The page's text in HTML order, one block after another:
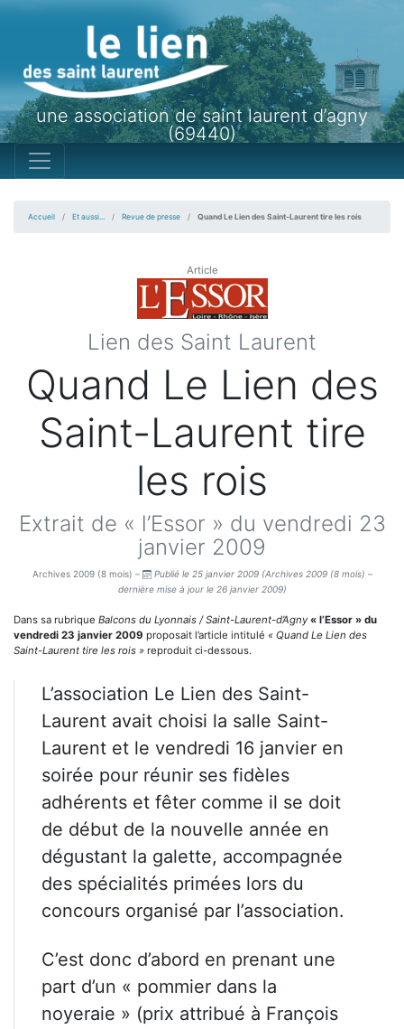
une association de saint laurent d’agny
(69440)
Accueil Et aussi... Revue de presse Quand Le Lien des Saint-Laurent tire les rois
Article
Lien des Saint Laurent
Quand Le Lien des
Saint-Laurent tire
les rois
Extrait de « l’Essor » du vendredi 23
janvier 2009
Archives 2009 (8 mois) – Publié le 25 janvier 2009 (Archives 2009 (8 mois) –
dernière mise à jour le 26 janvier 2009)
Dans sa rubrique Balcons du Lyonnais / Saint-Laurent-d’Agny « l’Essor » du
vendredi 23 janvier 2009 proposait l’article intitulé « Quand Le Lien des
Saint-Laurent tire les rois » reproduit ci-dessous.
L’association Le Lien des Saint-
Laurent avait choisi la salle Saint-
Laurent et le vendredi 16 janvier en
soirée pour réunir ses fidèles
adhérents et fêter comme il se doit
de début de la nouvelle année en
dégustant la galette, accompagnée
des spécialités primées lors du
concours organisé par l’association.
C’est donc d’abord en prenant une
part d’un « pommier dans la
noyeraie » (prix attribué à François